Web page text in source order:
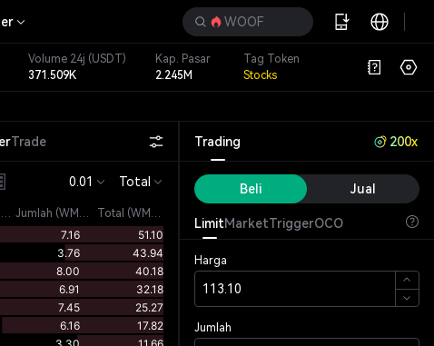
WOOF
Volume 24j (USDT)
371.509K
Kap. Pasar
2.245M
Tag Token
Stocks
Trade
0.01 Total
) Jumlah (WMTON ) Total (WMTON)
Trading 200x
Beli Jual
LimitMarketTriggerOCO
Harga
Jumlah